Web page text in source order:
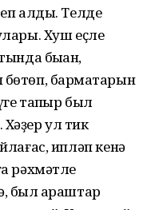
алды. Телде
Хуш еҫле
быҡҡан,
бармаҡтарын
тапҡыр был
ул тик
ипләп кенә
рәхмәтле
был ҡараштар